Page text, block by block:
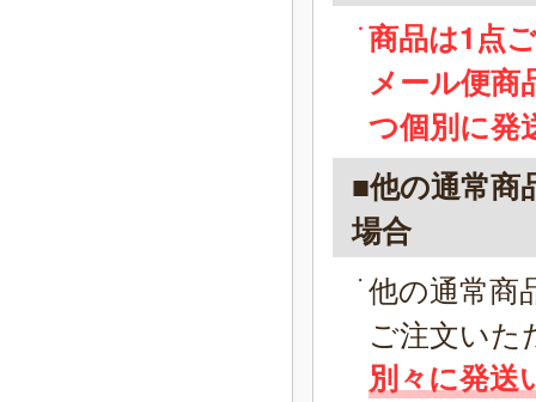
商品は1点
メール便商
つ個別に発
■他の通常商
場合
他の通常商
ご注文いた
別々に発送